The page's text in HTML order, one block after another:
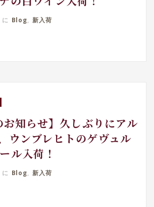
に Blog, 新入荷
お知らせ】久しぶりにアル
ウンブレヒトのゲヴュル
ル入荷！
に Blog, 新入荷